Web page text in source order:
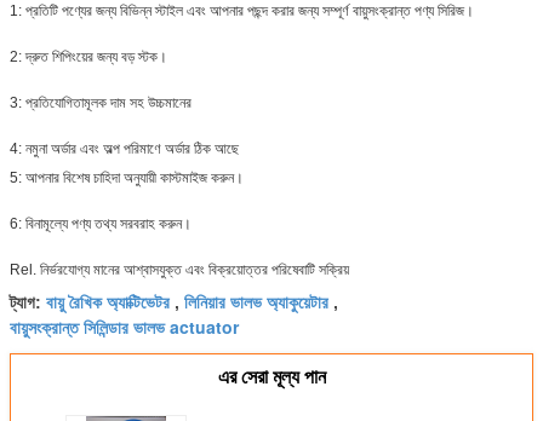
1: প্রতিটি পণ্যের জন্য বিভিন্ন স্টাইল এবং আপনার পছন্দ করার জন্য সম্পূর্ণ বায়ুসংক্রান্ত পণ্য সিরিজ।
2: দ্রুত শিপিংয়ের জন্য বড় স্টক।
3: প্রতিযোগিতামূলক দাম সহ উচ্চমানের
4: নমুনা অর্ডার এবং অল্প পরিমাণে অর্ডার ঠিক আছে
5: আপনার বিশেষ চাহিদা অনুযায়ী কাস্টমাইজ করুন।
6: বিনামূল্যে পণ্য তথ্য সরবরাহ করুন।
Rel. নির্ভরযোগ্য মানের আশ্বাসযুক্ত এবং বিক্রয়োত্তর পরিষেবাটি সক্রিয়
ট্যাগ: বায়ু রৈখিক অ্যাক্টিভেটর , লিনিয়ার ভালভ অ্যাকুয়েটার ,
বায়ুসংক্রান্ত সিলিন্ডার ভালভ actuator
এর সেরা মূল্য পান